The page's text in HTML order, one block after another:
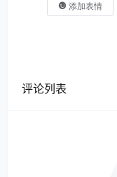
添加表情
评论列表